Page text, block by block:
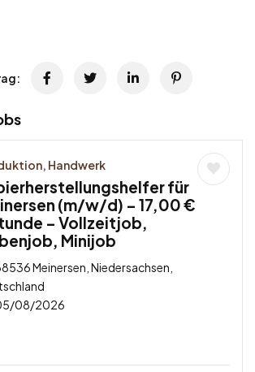
Handwerk
für
(m/w/d) – 17,00 €
– Vollzeitjob,
Minijob
Meinersen, Niedersachsen,
08/2026